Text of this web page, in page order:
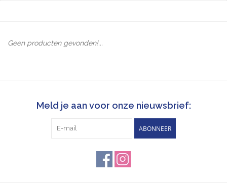
Geen producten gevonden!...
Meld je aan voor onze nieuwsbrief:
ABONNEER